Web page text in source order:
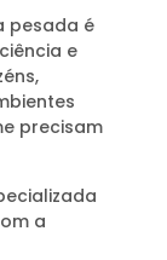
pesada é
e
precisam
a